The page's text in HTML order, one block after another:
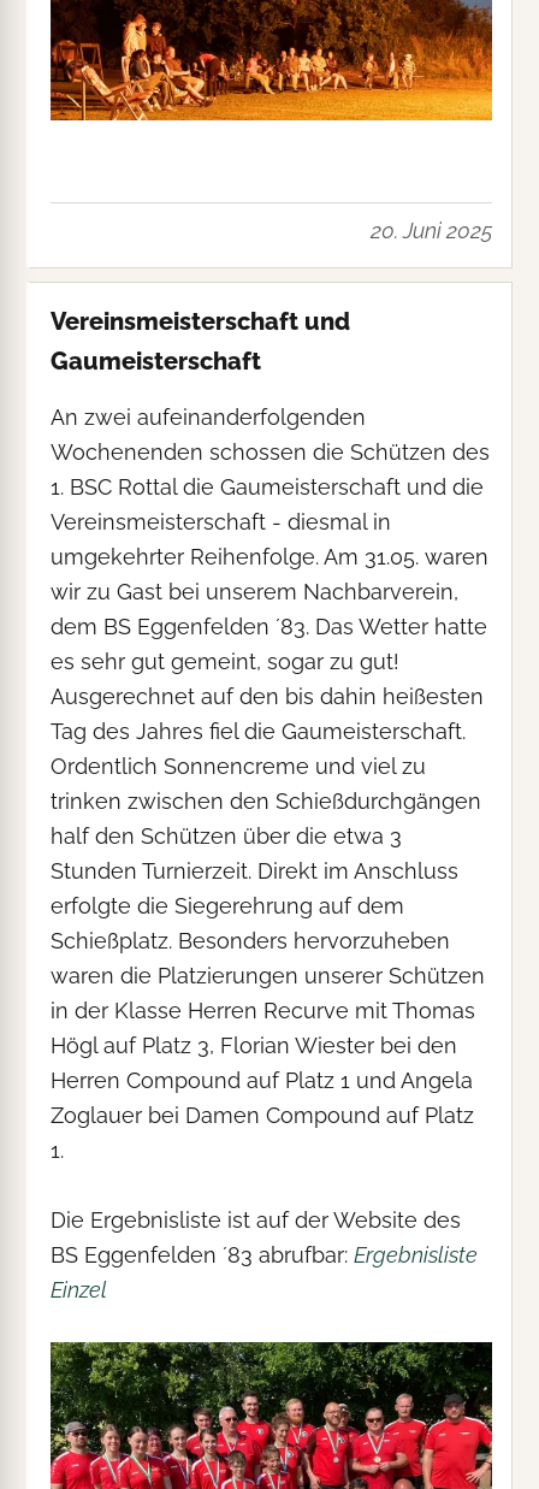
20. Juni 2025
Vereinsmeisterschaft und
Gaumeisterschaft
An zwei aufeinanderfolgenden
Wochenenden schossen die Schützen des
1. BSC Rottal die Gaumeisterschaft und die
Vereinsmeisterschaft - diesmal in
umgekehrter Reihenfolge. Am 31.05. waren
wir zu Gast bei unserem Nachbarverein,
dem BS Eggenfelden ´83. Das Wetter hatte
es sehr gut gemeint, sogar zu gut!
Ausgerechnet auf den bis dahin heißesten
Tag des Jahres fiel die Gaumeisterschaft.
Ordentlich Sonnencreme und viel zu
trinken zwischen den Schießdurchgängen
half den Schützen über die etwa 3
Stunden Turnierzeit. Direkt im Anschluss
erfolgte die Siegerehrung auf dem
Schießplatz. Besonders hervorzuheben
waren die Platzierungen unserer Schützen
in der Klasse Herren Recurve mit Thomas
Högl auf Platz 3, Florian Wiester bei den
Herren Compound auf Platz 1 und Angela
Zoglauer bei Damen Compound auf Platz
1.
Die Ergebnisliste ist auf der Website des
BS Eggenfelden ´83 abrufbar:Ergebnisliste
Einzel